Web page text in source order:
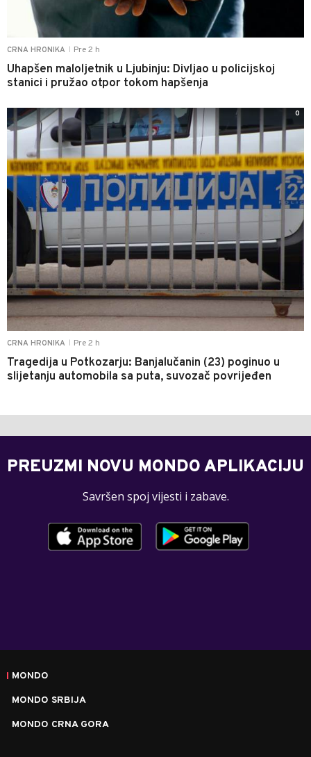
CRNA HRONIKA Pre 2 h
Uhapšen maloljetnik u Ljubinju: Divljao u policijskoj
stanici i pružao otpor tokom hapšenja
CRNA HRONIKA Pre 2 h
Tragedija u Potkozarju: Banjalučanin (23) poginuo u
slijetanju automobila sa puta, suvozač povrijeđen
0
PREUZMI NOVU MONDO APLIKACIJU
Savršen spoj vijesti i zabave.
MONDO
MONDO SRBIJA
MONDO CRNA GORA